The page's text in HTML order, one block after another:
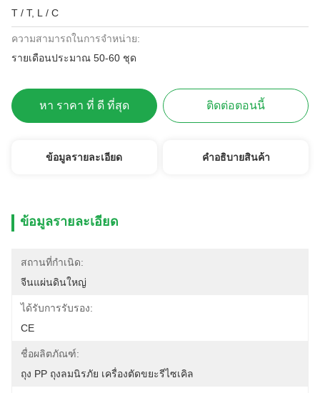
T / T, L / C
ความสามารถในการจําหน่าย:
รายเดือนประมาณ 50-60 ชุด
หา ราคา ที่ ดี ที่สุด ติดต่อตอนนี้
ข้อมูลรายละเอียด คําอธิบายสินค้า
ข้อมูลรายละเอียด
สถานที่กำเนิด:
จีนแผ่นดินใหญ่
ได้รับการรับรอง:
CE
ชื่อผลิตภัณฑ์:
ถุง PP ถุงลมนิรภัย เครื่องตัดขยะรีไซเคิล